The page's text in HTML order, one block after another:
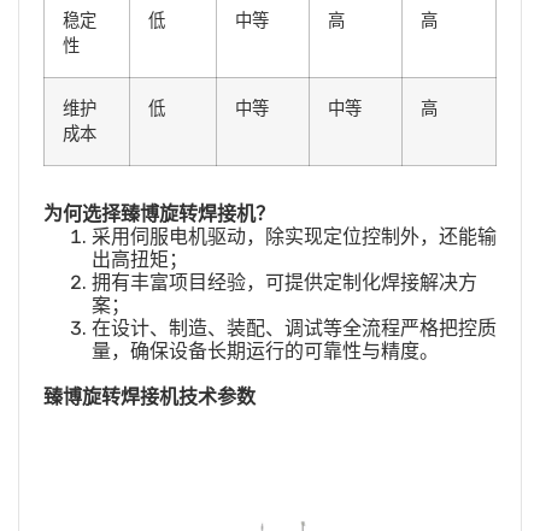
稳定
性
低 中等 高 高
维护
成本
低 中等 中等 高
为何选择臻博旋转焊接机？
采用伺服电机驱动，除实现定位控制外，还能输
出高扭矩；
拥有丰富项目经验，可提供定制化焊接解决方
案；
在设计、制造、装配、调试等全流程严格把控质
量，确保设备长期运行的可靠性与精度。
臻博旋转焊接机技术参数